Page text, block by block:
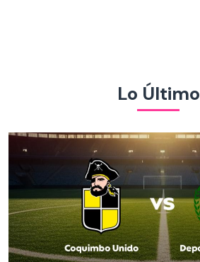
Lo Último